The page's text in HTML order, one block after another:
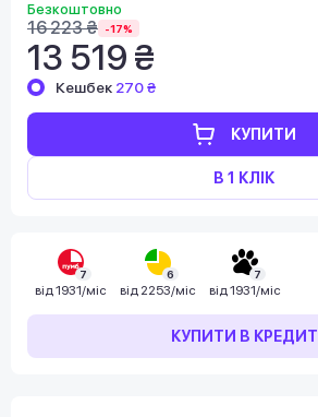
Безкоштовно
16 223 ₴ -17%
13 519 ₴
КУПИТИ
В 1 КЛІК
Кешбек 270 ₴
7
від1931/міс
6
від 2253/міс
7
від1931/міс
КУПИТИ В КРЕДИТ